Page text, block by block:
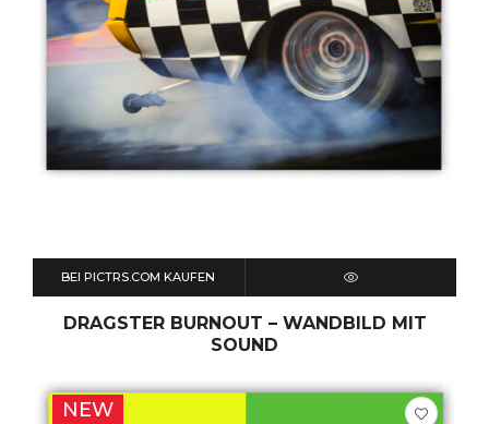
BEI PICTRS.COM KAUFEN
QUICK VIEW
DRAGSTER BURNOUT – WANDBILD MIT
SOUND
NEW